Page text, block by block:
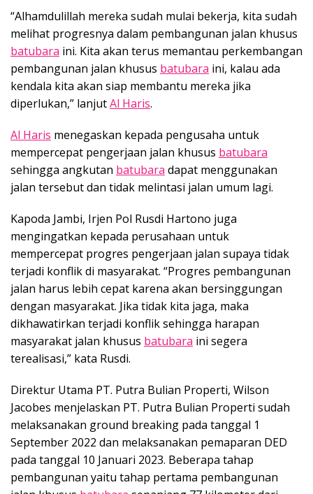
“Alhamdulillah mereka sudah mulai bekerja, kita sudah
melihat progresnya dalam pembangunan jalan khusus
batubara ini. Kita akan terus memantau perkembangan
pembangunan jalan khusus batubara ini, kalau ada
kendala kita akan siap membantu mereka jika
diperlukan,” lanjutAl Haris.
Al Haris menegaskan kepada pengusaha untuk
mempercepat pengerjaan jalan khusus batubara
sehingga angkutan batubara dapat menggunakan
jalan tersebut dan tidak melintasi jalan umum lagi.
Kapoda Jambi, Irjen Pol Rusdi Hartono juga
mengingatkan kepada perusahaan untuk
mempercepat progres pengerjaan jalan supaya tidak
terjadi konflik di masyarakat. “Progres pembangunan
jalan harus lebih cepat karena akan bersinggungan
dengan masyarakat. Jika tidak kita jaga, maka
dikhawatirkan terjadi konflik sehingga harapan
masyarakat jalan khusus batubara ini segera
terealisasi,” kata Rusdi.
Direktur Utama PT. Putra Bulian Properti, Wilson
Jacobes menjelaskan PT. Putra Bulian Properti sudah
melaksanakan ground breaking pada tanggal 1
September 2022 dan melaksanakan pemaparan DED
pada tanggal 10 Januari 2023. Beberapa tahap
pembangunan yaitu tahap pertama pembangunan